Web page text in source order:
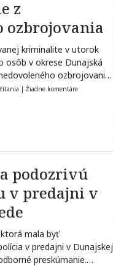
z
ozbrojovania
kriminalite v utorok
osôb v okrese Dunajská
ozbrojovania.
| Žiadne komentáre
podozrivú
v predajni v
mala byť
v predajni v Dunajskej
preskúmanie.